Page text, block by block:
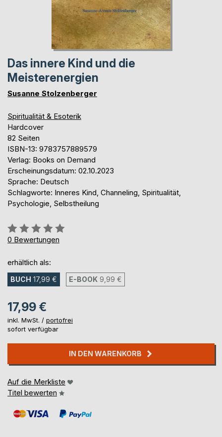
Das innere Kind und die
Meisterenergien
Susanne Stolzenberger
Spiritualität & Esoterik
Hardcover
82 Seiten
ISBN-13: 9783757889579
Verlag: Books on Demand
Erscheinungsdatum: 02.10.2023
Sprache: Deutsch
Schlagworte: Inneres Kind, Channeling, Spiritualität,
Psychologie, Selbstheilung
Bewertung::
0%
0 Bewertungen
erhältlich als:
BUCH 17,99 € E-BOOK 9,99 €
17,99 €
inkl. MwSt. / portofrei
sofort verfügbar
IN DEN WARENKORB
Auf die Merkliste
Titel bewerten